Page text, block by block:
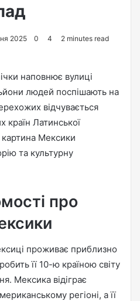
2025 0 4 2 minutes read
наповнює вулиці
людей поспішають на
відчувається
країн Латинської
Мексики
та культурну
про
проживає приблизно
її 10-ю країною світу
Мексика відіграє
регіоні, а її